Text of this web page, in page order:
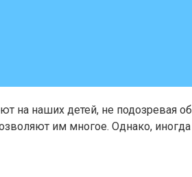
на наших детей, не подозревая об
им многое. Однако, иногда